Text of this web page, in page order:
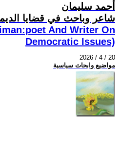
أحمد سليمان
شاعر وباحث في قضايا
And Writer On
Democratic Issues)
2026 / 4 / 20
مواضيع وابحاث سياسية